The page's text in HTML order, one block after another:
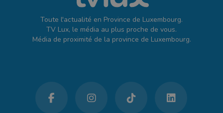
Toute l'actualité en Province de Luxembourg.
TV Lux, le média au plus proche de vous.
Média de proximité de la province de Luxembourg.